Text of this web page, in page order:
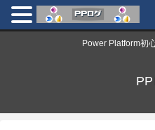
Power Platform初